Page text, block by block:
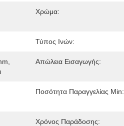
Χρώμα:
Τύπος Ινών:
Απώλεια Εισαγωγής:
Ποσότητα Παραγγελίας Min:
Χρόνος Παράδοσης: